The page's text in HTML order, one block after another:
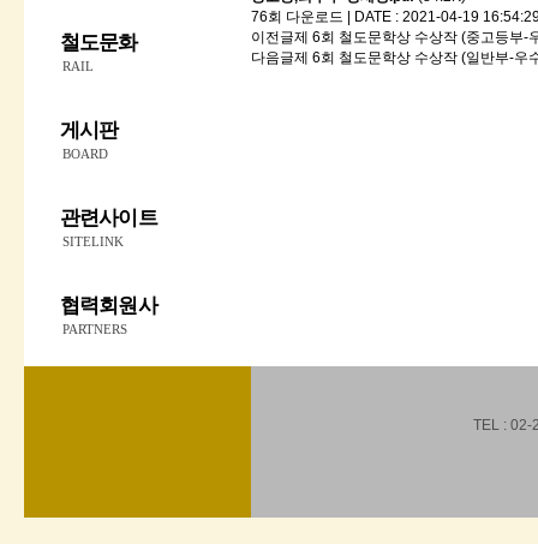
철도문화
RAIL
게시판
BOARD
관련사이트
SITELINK
협력회원사
PARTNERS
76회 다운로드 | DATE : 2021-04-19
이전글제 6회 철도문학상 수상작 (중고등부-
다음글제 6회 철도문학상 수상작 (일반부-우
TEL : 02-